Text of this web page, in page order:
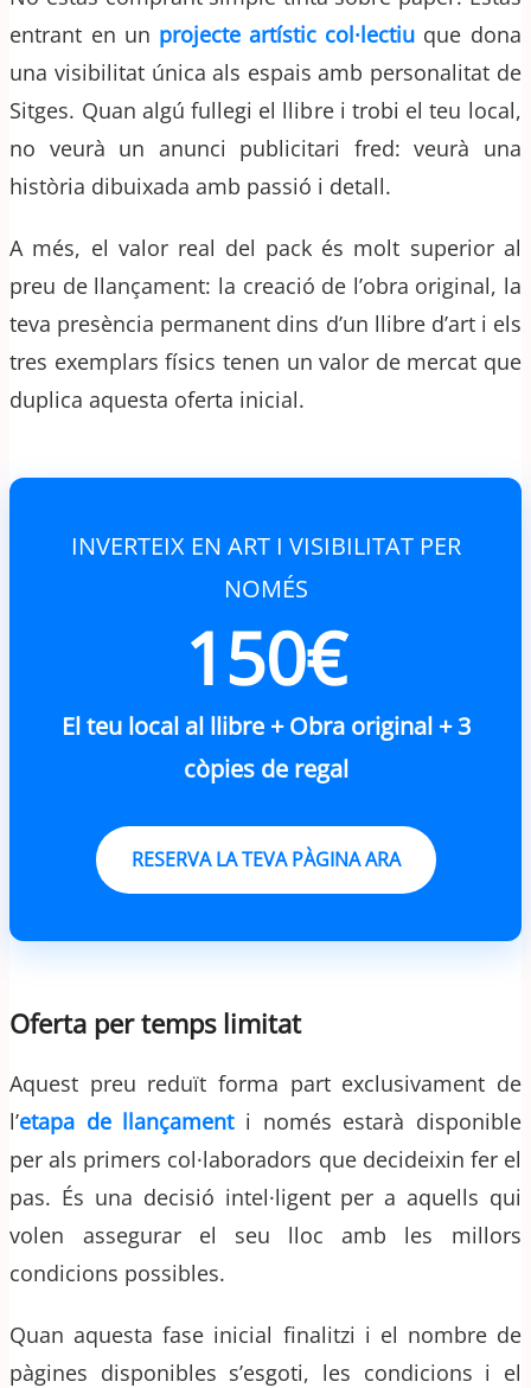
entrant en un projecte artístic col·lectiu que dona
una visibilitat única als espais amb personalitat de
Sitges. Quan algú fullegi el llibre i trobi el teu local,
no veurà un anunci publicitari fred: veurà una
història dibuixada amb passió i detall.
A més, el valor real del pack és molt superior al
preu de llançament: la creació de l’obra original, la
teva presència permanent dins d’un llibre d’art i els
tres exemplars físics tenen un valor de mercat que
duplica aquesta oferta inicial.
INVERTEIX EN ART I VISIBILITAT PER
NOMÉS
150€
El teu local al llibre + Obra original + 3
còpies de regal
RESERVA LA TEVA PÀGINA ARA
Oferta per temps limitat
Aquest preu reduït forma part exclusivament de
l’etapa de llançamenti només estarà disponible
per als primers col·laboradors que decideixin fer el
pas. És una decisió intel·ligent per a aquells qui
volen assegurar el seu lloc amb les millors
condicions possibles.
Quan aquesta fase inicial finalitzi i el nombre de
pàgines disponibles s’esgoti, les condicions i el